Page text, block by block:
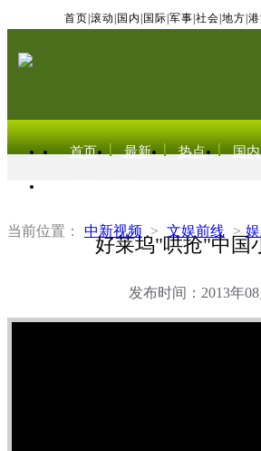
首页 滚动 国内 国际 军事 社会 地方
首页 最新 热点 国内
当前位置： 中新视频 > 文娱前线 >
好莱坞"哄抢"中国
发布时间：2013年